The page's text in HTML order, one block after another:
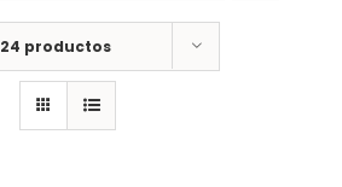
24 productos